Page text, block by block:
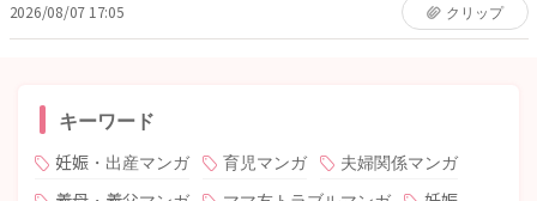
2026/08/07 17:05 クリップ
キーワード
妊娠・出産マンガ 育児マンガ
夫婦関係マンガ